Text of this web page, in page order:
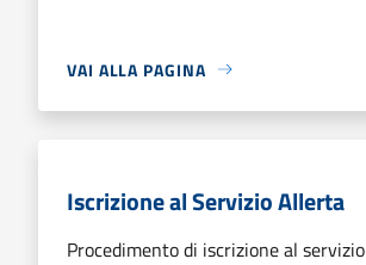
VAI ALLA PAGINA
Iscrizione al Servizio Allerta
Procedimento di iscrizione al servizio